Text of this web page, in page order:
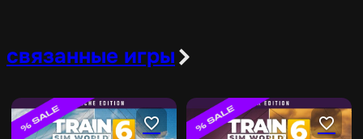
связанные игры